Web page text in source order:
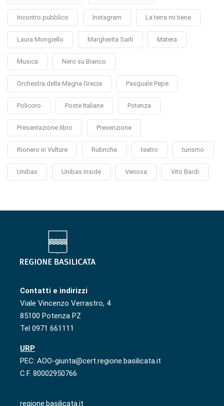
Incontro pubblico Instagram La terra mi tiene
Laura Mongiello Margherita Sarli Matera
Musica Nero su Bianco
Orchestra della Magna Grecia Pasquale Pepe
Policoro Poste Italiane Potenza
Presentazione libro Prevenzione
Rionero in Vulture Rubriche teatro turismo
Unibas Unibas Inside Venosa Vito Bardi
Contatti e indirizzi
Viale Vincenzo Verrastro, 4
85100 Potenza PZ
Tel 0971 661111
URP
PEC: AOO-giunta@cert.regione.basilicata.it
C.F. 80002950766
regione.basilicata.it